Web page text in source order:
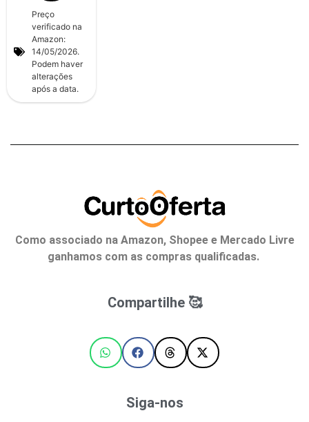
Preço
verificado na
Amazon:
14/05/2026.
Podem haver
alterações
após a data.
Como associado na Amazon, Shopee e Mercado Livre
ganhamos com as compras qualificadas.
Compartilhe 🥰
Siga-nos